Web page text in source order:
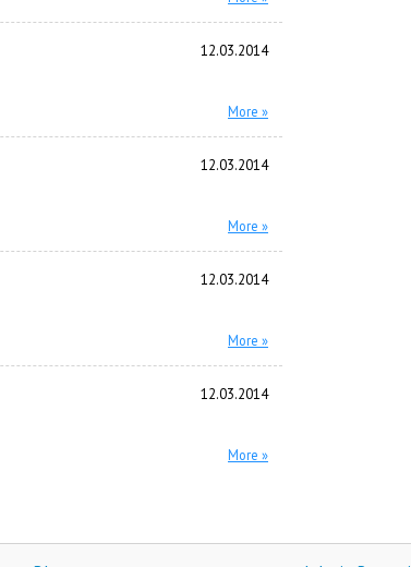
12.03.2014
More »
12.03.2014
More »
12.03.2014
More »
12.03.2014
More »